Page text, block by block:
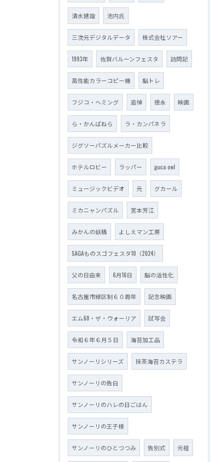
清水建設 池内氏
三次元デジタルデータ 株式会社ソアー
1993年 佐賀バルーンフェスタ 訪問記
高性能カラーコピー機 脳トレ
フジコ・ヘミング 追悼 徳永 映画
ら・かんぱねら ラ・カンパネラ
ジグソーパズルメーカー比較
ホテルロビー ラッパー guca owl
ミュージックビデオ 元 グカール
ミカニャンパズル 宮本芳江
みかんの妖精 よしえマン工房
SAGAものスゴフェスタ10（2024）
父の日由来 6月16日 脳の活性化
名古屋市緑区制６０周年 記念映画
エム60・ザ・ウォーリア 試写会
令和６年６月５日 海苔加工品
サンノーリシリーズ 抹茶海苔カステラ
サンノーリの告白
サンノーリのハレの日ごはん
サンノーリの王子様
サンノーリのひとつつみ 告別式 元祖